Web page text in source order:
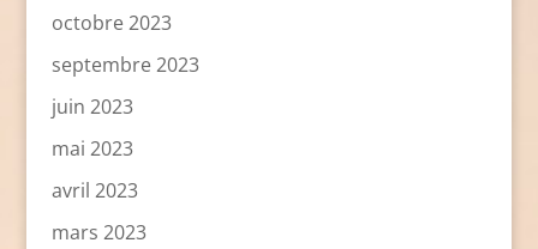
octobre 2023
septembre 2023
juin 2023
mai 2023
avril 2023
mars 2023